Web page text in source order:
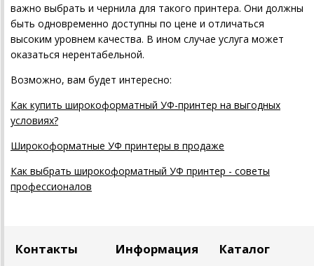
важно выбрать и чернила для такого принтера. Они должны
быть одновременно доступны по цене и отличаться
высоким уровнем качества. В ином случае услуга может
оказаться нерентабельной.
Возможно, вам будет интересно:
Как купить широкоформатный УФ-принтер на выгодных
условиях?
Широкоформатные УФ принтеры в продаже
Как выбрать широкоформатный УФ принтер - советы
профессионалов
Контакты Информация Каталог